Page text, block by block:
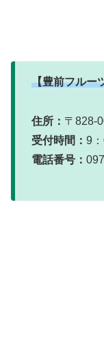
【豊前フルー
住所： 〒828-
受付時間： 9
電話番号：